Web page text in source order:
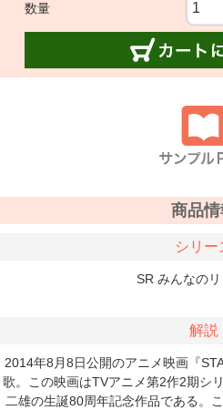
数量
商品情
シリー
SR みんなの
解説
2014年8月8日公開のアニメ映画『
歌。この映画はTVアニメ第2作2期シ
二雄の生誕80周年記念作品である。